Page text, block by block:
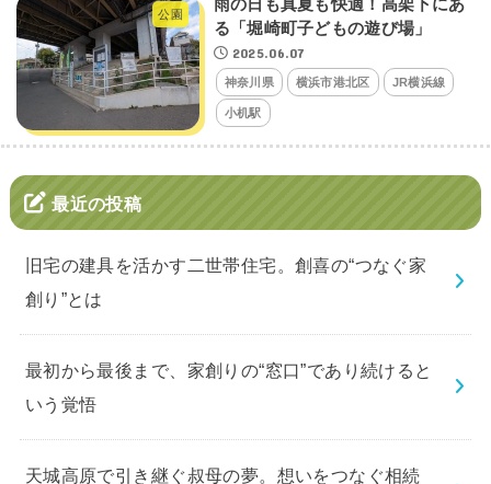
公園
雨の日も真夏も快適！高架下にあ
る「堀崎町子どもの遊び場」
2025.06.07
神奈川県 横浜市港北区 JR横浜線
小机駅
最近の投稿
旧宅の建具を活かす二世帯住宅。創喜の“つなぐ家
創り”とは
最初から最後まで、家創りの“窓口”であり続けると
いう覚悟
天城高原で引き継ぐ叔母の夢。想いをつなぐ相続